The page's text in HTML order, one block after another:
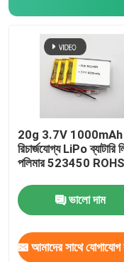
20g 3.7V 1000mAh
রিচার্জযোগ্য LiPo ব্যাটারি
পলিমার 523450 ROHS
ভালো দাম
আমাদের সাথে